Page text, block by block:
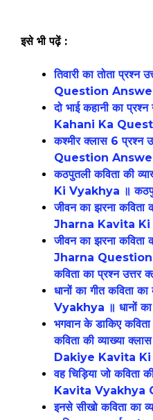
इसे भी पढ़ें :
तिवारी का तोता
Question
दो भाई कहानी का
Kahani Ka
कश्मीर क्लास 6
Question
कठपुतली कविता की
Ki Vyakhya ॥
जीवन का झरना
Jharna Kavita Ki
जीवन का झरना
Jharna Question
कविता का प्रश्न उत्तर
धानों का गीत कविता
Vyakhya ॥ धानों का
भगवान के डाकिए
कविता की व्याख्या
Dakiye Kavita
वह चिड़िया जो
Kavita Vyakhya
इनसे सीखो कविता का